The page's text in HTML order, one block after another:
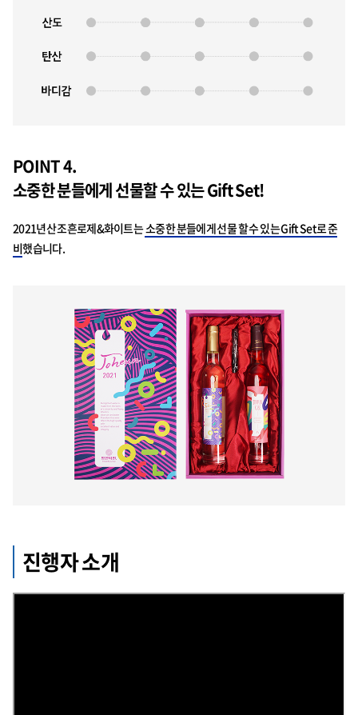
POINT 4.
소중한 분들에게 선물할 수 있는 Gift Set!
2021년산 조흔로제&화이트는소중한 분들에게 선물 할 수 있는 Gift Set로 준
비했습니다.
진행자 소개